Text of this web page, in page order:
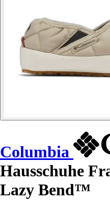
Columbia
Hausschuhe
Lazy Bend™